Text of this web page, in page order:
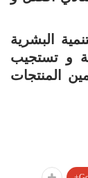
البشرية
و تستجيب
المنتجات